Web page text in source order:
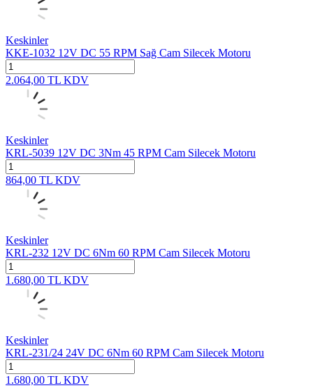
Keskinler
KKE-1032 12V DC 55 RPM Sağ Cam Silecek Motoru
2.064,00 TL KDV
Keskinler
KRL-5039 12V DC 3Nm 45 RPM Cam Silecek Motoru
864,00 TL KDV
Keskinler
KRL-232 12V DC 6Nm 60 RPM Cam Silecek Motoru
1.680,00 TL KDV
Keskinler
KRL-231/24 24V DC 6Nm 60 RPM Cam Silecek Motoru
1.680,00 TL KDV